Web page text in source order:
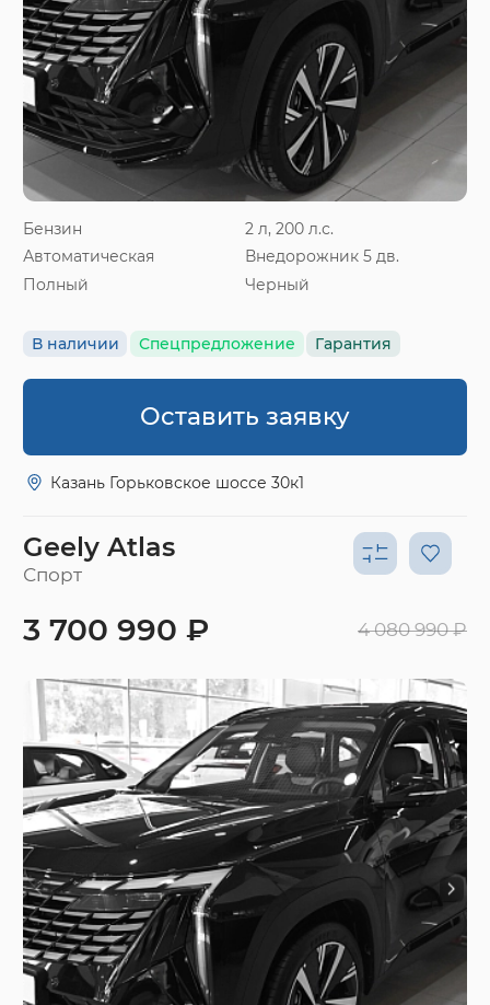
Бензин
2 л, 200 л.с.
Автоматическая
Внедорожник 5 дв.
Полный
Черный
В наличии Спецпредложение Гарантия
Оставить заявку
Казань Горьковское шоссе 30к1
Geely Atlas
Спорт
3 700 990 ₽ 4 080 990 ₽